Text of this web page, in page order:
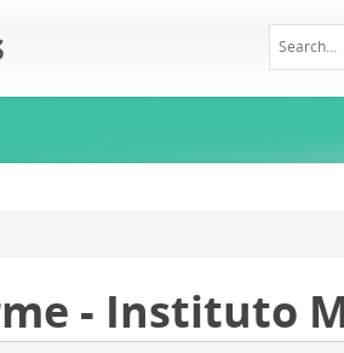
- Instituto